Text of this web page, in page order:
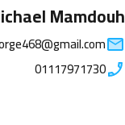
Mamdouh
01117971730